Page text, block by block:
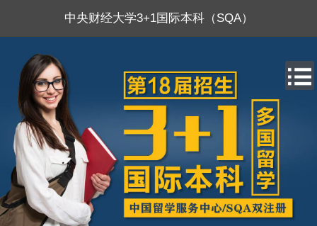
中央财经大学3+1国际本科（SQA）